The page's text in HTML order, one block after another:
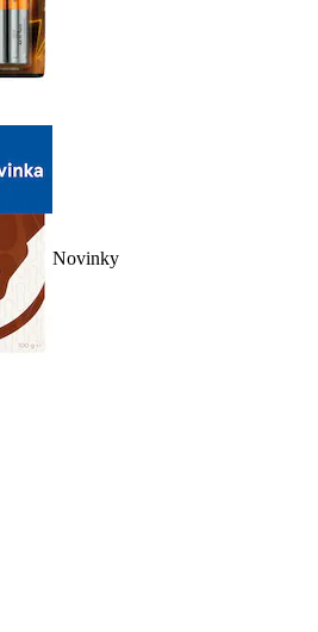
Novinky